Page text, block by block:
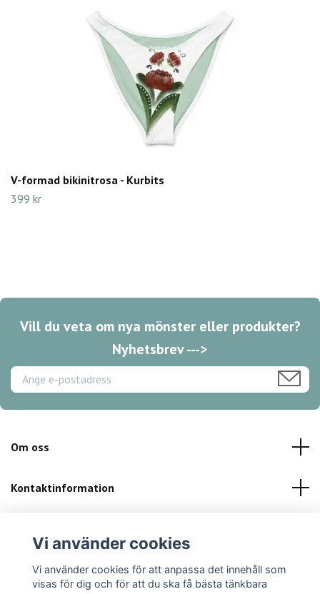
V-formad bikinitrosa - Kurbits
399 kr
Vill du veta om nya mönster eller produkter?
Nyhetsbrev --->
Om oss
Kontaktinformation
Sociala medier
Vi använder cookies
Vi använder cookies för att anpassa det innehåll som
visas för dig och för att du ska få bästa tänkbara